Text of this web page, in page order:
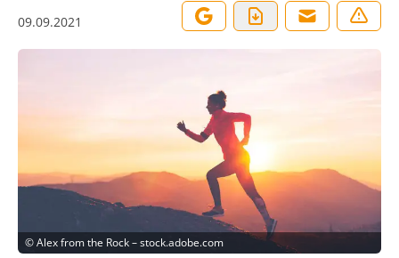
09.09.2021
©Alex from the Rock – stock.adobe.com